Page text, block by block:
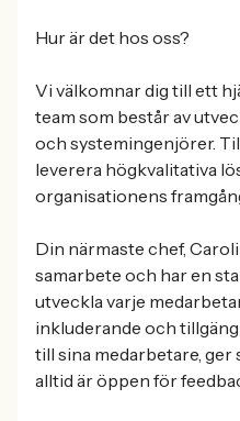
Hur är det hos oss?
Vi välkomnar dig till ett
team som består av
och systemingenjörer.
leverera högkvalitativa
organisationens
Din närmaste chef,
samarbete och har en
utveckla varje
inkluderande och
till sina medarbetare,
alltid är öppen för